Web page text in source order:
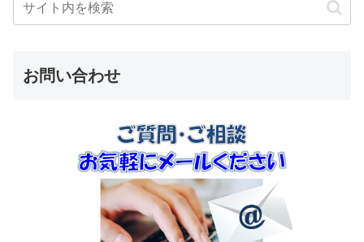
お問い合わせ